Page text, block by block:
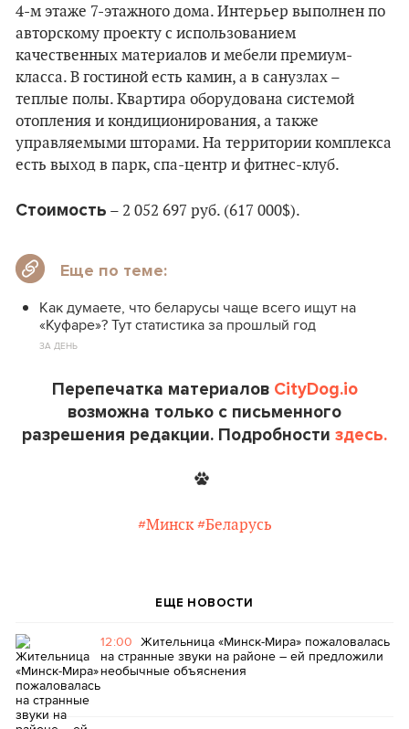
4-м этаже 7-этажного дома. Интерьер выполнен по
авторскому проекту с использованием
качественных материалов и мебели премиум-
класса. В гостиной есть камин, а в санузлах –
теплые полы. Квартира оборудована системой
отопления и кондиционирования, а также
управляемыми шторами. На территории комплекса
есть выход в парк, спа-центр и фитнес-клуб.
Стоимость – 2 052 697 руб. (617 000$).
Еще по теме:
Как думаете, что беларусы чаще всего ищут на
«Куфаре»? Тут статистика за прошлый год
ЗА ДЕНЬ
Перепечатка материалов CityDog.io
возможна только с письменного
разрешения редакции. Подробности здесь.
#Минск #Беларусь
ЕЩЕ НОВОСТИ
12:00 Жительница «Минск-Мира» пожаловалась
на странные звуки на районе – ей предложили
необычные объяснения